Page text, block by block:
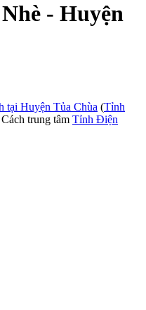
- Huyện
tại Huyện Tủa Chùa (Tỉnh
trung tâm Tỉnh Điện